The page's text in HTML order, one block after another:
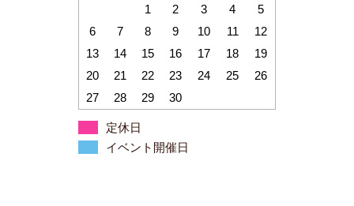
1
2 3 4
5
6
7 8 9 10 11
12
13
14 15 16 17 18
19
20
21 22 23 24 25
26
27
28 29 30
定休日
イベント開催日